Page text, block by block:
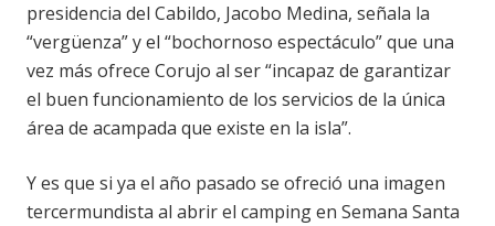
presidencia del Cabildo, Jacobo Medina, señala la
“vergüenza” y el “bochornoso espectáculo” que una
vez más ofrece Corujo al ser “incapaz de garantizar
el buen funcionamiento de los servicios de la única
área de acampada que existe en la isla”.
Y es que si ya el año pasado se ofreció una imagen
tercermundista al abrir el camping en Semana Santa